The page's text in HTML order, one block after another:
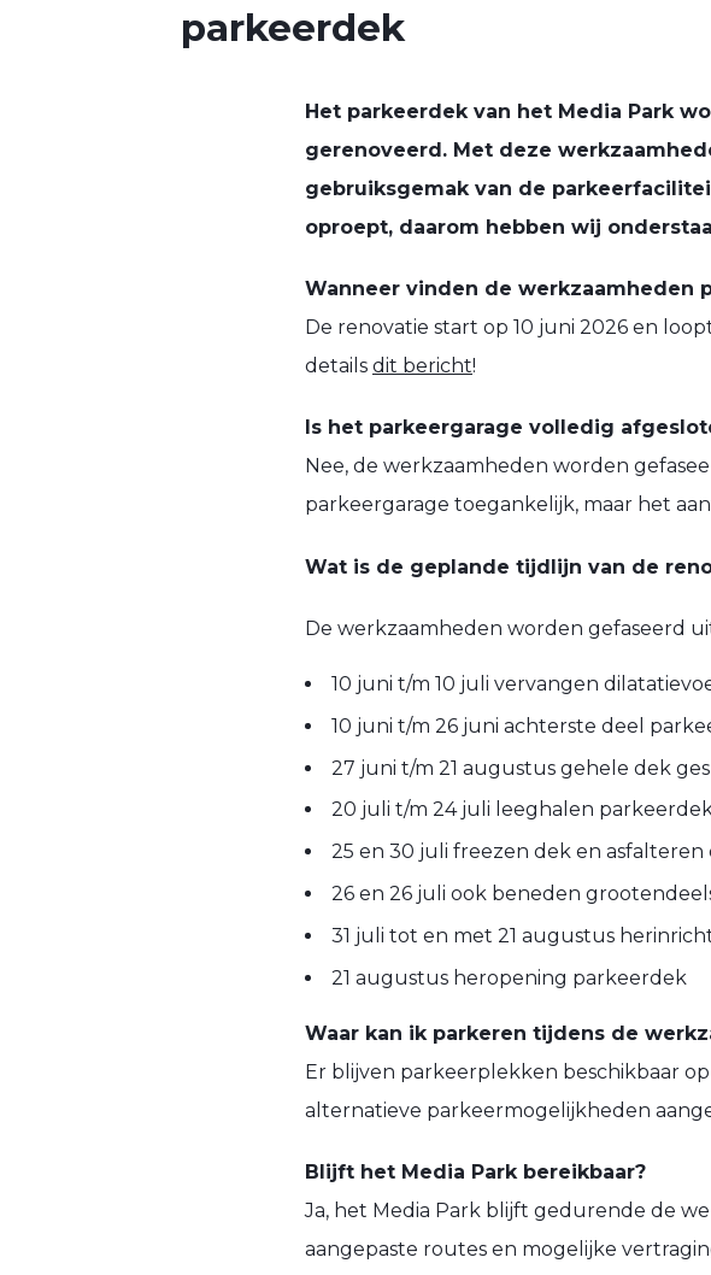
parkeerdek
Het parkeerdek van het Media Park
gerenoveerd. Met deze
gebruiksgemak van de
oproept, daarom hebben wij
Wanneer vinden de werkzaamheden
De renovatie start op 10 juni 2026 en
details dit bericht!
Is het parkeergarage volledig
Nee, de werkzaamheden worden
parkeergarage toegankelijk, maar het
Wat is de geplande tijdlijn van de
De werkzaamheden worden gefaseerd
10 juni t/m 10 juli vervangen
10 juni t/m 26 juni achterste deel
27 juni t/m 21 augustus gehele dek
20 juli t/m 24 juli leeghalen
25 en 30 juli freezen dek en asfalteren
26 en 26 juli ook beneden
31 juli tot en met 21 augustus
21 augustus heropening parkeerdek
Waar kan ik parkeren tijdens de
Er blijven parkeerplekken beschikbaar
alternatieve parkeermogelijkheden
Blijft het Media Park bereikbaar?
Ja, het Media Park blijft gedurende de
aangepaste routes en mogelijke